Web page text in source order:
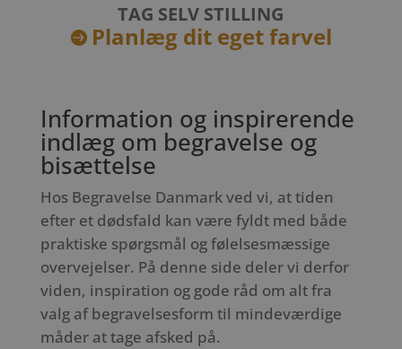
TAG SELV STILLING
 Planlæg dit eget farvel
Information og inspirerende
indlæg om begravelse og
bisættelse
Hos Begravelse Danmark ved vi, at tiden
efter et dødsfald kan være fyldt med både
praktiske spørgsmål og følelsesmæssige
overvejelser. På denne side deler vi derfor
viden, inspiration og gode råd om alt fra
valg af begravelsesform til mindeværdige
måder at tage afsked på.